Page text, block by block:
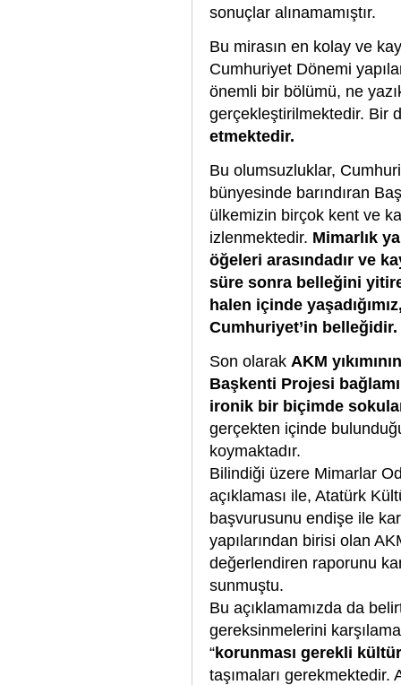
sonuçlar alınamamıştır.
Bu mirasın en kolay ve
Cumhuriyet Dönemi
önemli bir bölümü, ne
gerçekleştirilmektedir. Bir
etmektedir.
Bu olumsuzluklar,
bünyesinde barındıran
ülkemizin birçok kent ve
izlenmektedir. Mimarlık
öğeleri arasındadır ve
süre sonra belleğini
halen içinde
Cumhuriyet’in belleğidir.
Son olarak AKM
Başkenti Projesi
ironik bir biçimde
gerçekten içinde
koymaktadır.
Bilindiği üzere Mimarlar
açıklaması ile, Atatürk
başvurusunu endişe ile
yapılarından birisi olan
değerlendiren raporunu
sunmuştu.
Bu açıklamamızda da
gereksinmelerini
“korunması gerekli
taşımaları gerekmektedir.